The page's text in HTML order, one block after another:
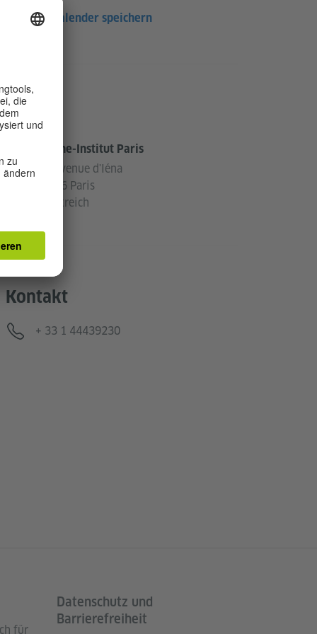
Im Kalender speichern
Ort
Goethe-Institut Paris
17, avenue d'Iéna
75116 Paris
Frankreich
Kontakt
Telefon
+ 33 1 44439230
für
Datenschutz und
Barrierefreiheit